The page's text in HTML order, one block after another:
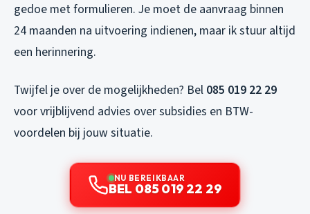
gedoe met formulieren. Je moet de aanvraag binnen
24 maanden na uitvoering indienen, maar ik stuur altijd
een herinnering.
Twijfel je over de mogelijkheden? Bel 085 019 22 29
voor vrijblijvend advies over subsidies en BTW-
voordelen bij jouw situatie.
NU BEREIKBAAR
BEL 085 019 22 29